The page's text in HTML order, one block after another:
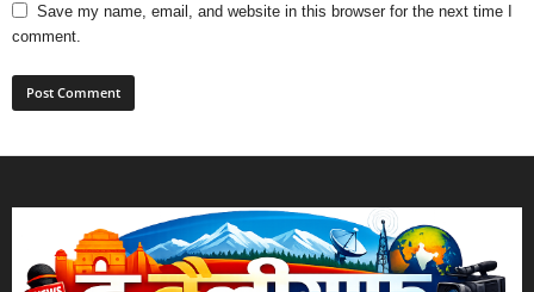
Save my name, email, and website in this browser for the next time I
comment.